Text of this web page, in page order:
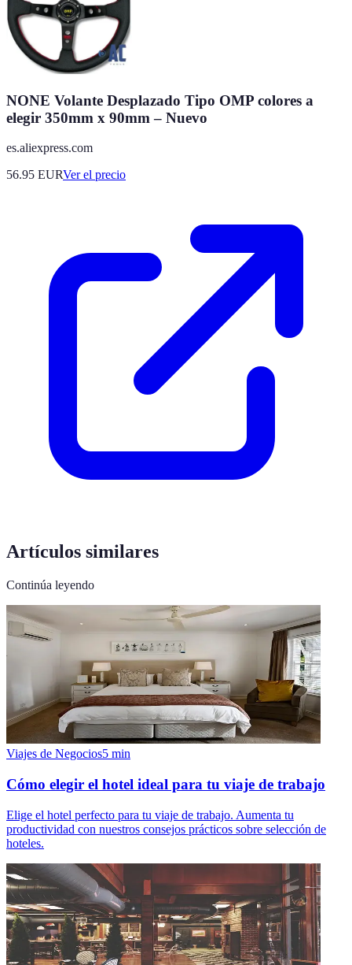
NONE Volante Desplazado Tipo OMP colores a
elegir 350mm x 90mm – Nuevo
es.aliexpress.com
56.95 EURVer el precio
Artículos similares
Continúa leyendo
Viajes de Negocios5 min
Cómo elegir el hotel ideal para tu viaje de trabajo
Elige el hotel perfecto para tu viaje de trabajo. Aumenta tu
productividad con nuestros consejos prácticos sobre selección de
hoteles.